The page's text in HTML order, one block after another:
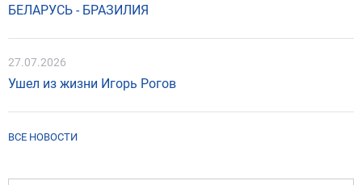
БЕЛАРУСЬ - БРАЗИЛИЯ
27.07.2026
Ушел из жизни Игорь Рогов
ВСЕ НОВОСТИ